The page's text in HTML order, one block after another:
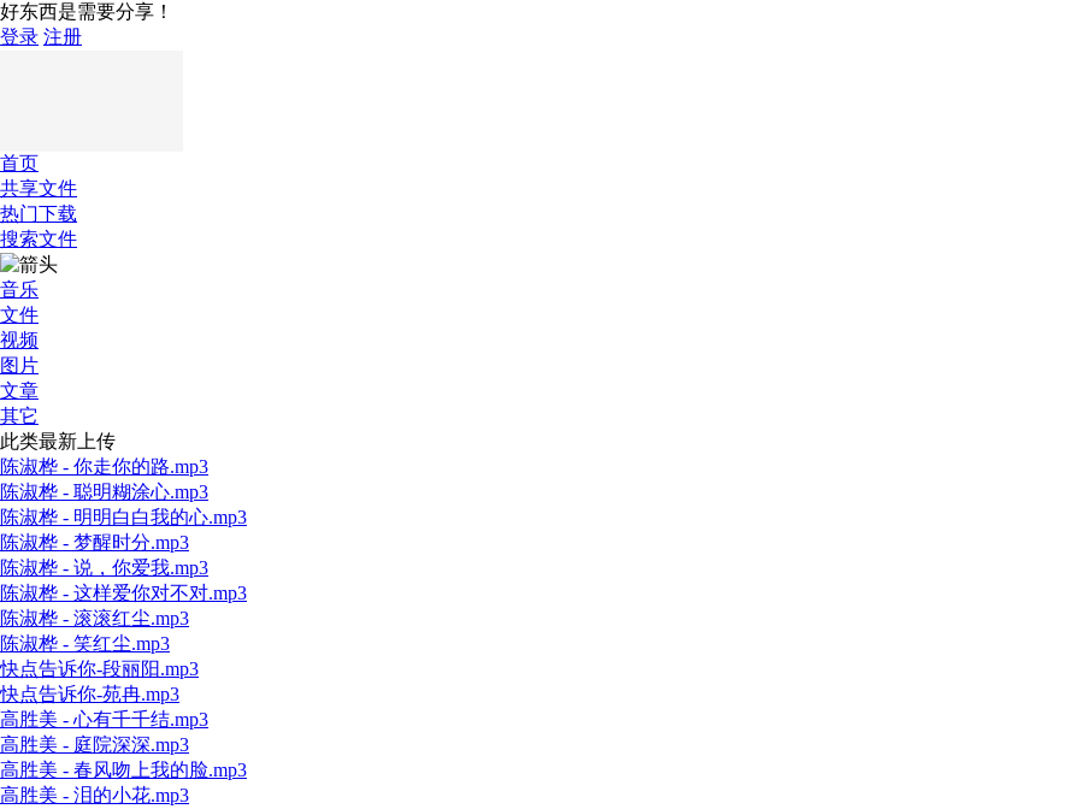
好东西是需要分享！
登录 注册
首页
共享文件
热门下载
搜索文件
音乐
文件
视频
图片
文章
其它
此类最新上传
陈淑桦 - 你走你的路.mp3
陈淑桦 - 聪明糊涂心.mp3
陈淑桦 - 明明白白我的心.mp3
陈淑桦 - 梦醒时分.mp3
陈淑桦 - 说，你爱我.mp3
陈淑桦 - 这样爱你对不对.mp3
陈淑桦 - 滚滚红尘.mp3
陈淑桦 - 笑红尘.mp3
快点告诉你-段丽阳.mp3
快点告诉你-苑冉.mp3
高胜美 - 心有千千结.mp3
高胜美 - 庭院深深.mp3
高胜美 - 春风吻上我的脸.mp3
高胜美 - 泪的小花.mp3